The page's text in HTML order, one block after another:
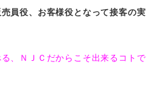
員役、お客様役となって接客の実
、ＮＪＣだからこそ出来るコトで